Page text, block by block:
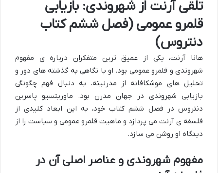
تلقی آرنت از شهروندی: بازیابی
قلمرو عمومی (فصل ششم کتاب
دنتروس)
هانا آرنت، یکی از عمیق ترین متفکران درباره ی مفهوم
شهروندی و قلمرو عمومی بود. او با نگاهی به گذشته های دور و
تحلیل های موشکافانه از مدرنیته، به دنبال فهم چگونگی
بازیابی شهروندی در جهان مدرن بود. ماوریتسیو پاسرین
دنتروس در فصل ششم کتاب خود، به این ابعاد کلیدی از
فلسفه ی آرنت می پردازد و ماهیت قلمرو عمومی و سیاست را از
دیدگاه او روشن می سازد.
مفهوم شهروندی و عناصر اصلی آن در